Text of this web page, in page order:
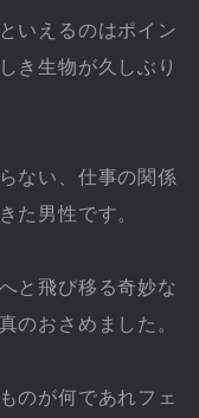
いえるのはポイン
き生物が久しぶり
ない、仕事の関係
た男性です。
と飛び移る奇妙な
のおさめました。
のが何であれフェ